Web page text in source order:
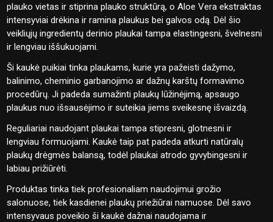
plauko vietas ir stiprina plauko struktūrą, o Aloe Vera ekstraktas
intensyviai drėkina ir ramina plaukus bei galvos odą. Dėl šio
veikliųjų ingredientų derinio plaukai tampa elastingesni, švelnesni
ir lengviau iššukuojami.
Ši kaukė puikiai tinka plaukams, kurie yra pažeisti dažymo,
balinimo, cheminio garbanojimo ar dažnų karštų formavimo
procedūrų. Ji padeda sumažinti plaukų lūžinėjimą, apsaugo
plaukus nuo išsausėjimo ir suteikia jiems sveikesnę išvaizdą.
Reguliariai naudojant plaukai tampa stipresni, glotnesni ir
lengviau formuojami. Kaukė taip pat padeda atkurti natūralų
plaukų drėgmės balansą, todėl plaukai atrodo gyvybingesni ir
labiau prižiūrėti.
Produktas tinka tiek profesionaliam naudojimui grožio
salonuose, tiek kasdienei plaukų priežiūrai namuose. Dėl savo
intensyvaus poveikio ši kaukė dažnai naudojama ir